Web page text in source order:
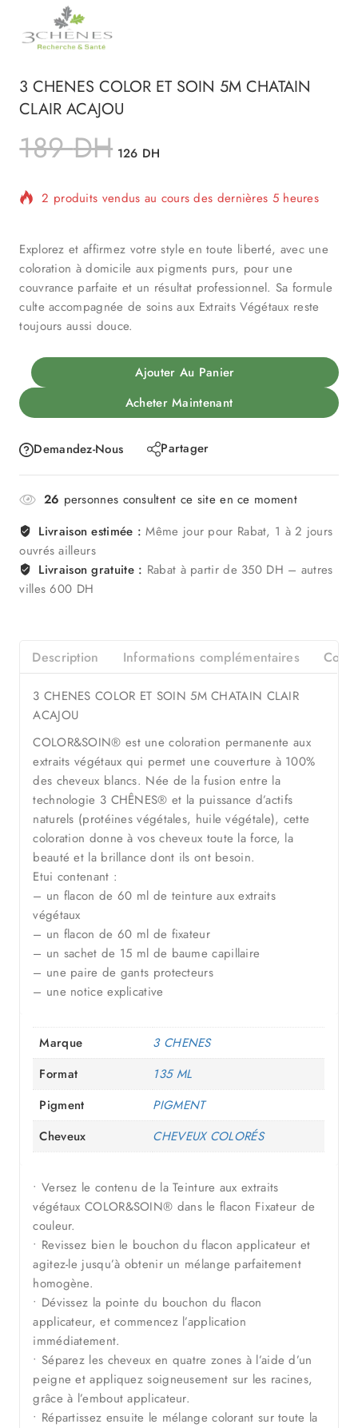
3 CHENES COLOR ET SOIN 5M CHATAIN
CLAIR ACAJOU
189DH 126 DH
Explorez et affirmez votre style en toute liberté, avec une
coloration à domicile aux pigments purs, pour une
couvrance parfaite et un résultat professionnel. Sa formule
culte accompagnée de soins aux Extraits Végétaux reste
toujours aussi douce.
Ajouter Au Panier
Acheter Maintenant
Demandez-Nous Partager
26 personnes consultent ce site en ce moment
Livraison estimée : Même jour pour Rabat, 1 à 2 jours
ouvrés ailleurs
Livraison gratuite : Rabat à partir de 350 DH – autres
villes 600 DH
Description Informations complémentaires
3 CHENES COLOR ET SOIN 5M CHATAIN CLAIR
ACAJOU
COLOR&SOIN® est une coloration permanente aux
extraits végétaux qui permet une couverture à 100%
des cheveux blancs. Née de la fusion entre la
technologie 3 CHÊNES® et la puissance d’actifs
naturels (protéines végétales, huile végétale), cette
coloration donne à vos cheveux toute la force, la
beauté et la brillance dont ils ont besoin.
Etui contenant :
– un flacon de 60 ml de teinture aux extraits
végétaux
– un flacon de 60 ml de fixateur
– un sachet de 15 ml de baume capillaire
– une paire de gants protecteurs
– une notice explicative
Marque
3 CHENES
Format
135 ML
Pigment
PIGMENT
Cheveux
CHEVEUX COLORÉS
• Versez le contenu de la Teinture aux extraits
végétaux COLOR&SOIN® dans le flacon Fixateur de
couleur.
• Revissez bien le bouchon du flacon applicateur et
agitez-le jusqu’à obtenir un mélange parfaitement
homogène.
• Dévissez la pointe du bouchon du flacon
applicateur, et commencez l’application
immédiatement.
• Séparez les cheveux en quatre zones à l’aide d’un
peigne et appliquez soigneusement sur les racines,
grâce à l’embout applicateur.
• Répartissez ensuite le mélange colorant sur toute la